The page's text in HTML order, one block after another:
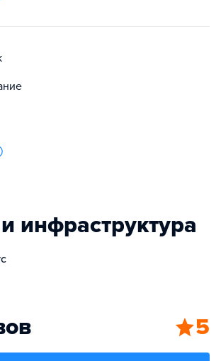
инфраструктура
5